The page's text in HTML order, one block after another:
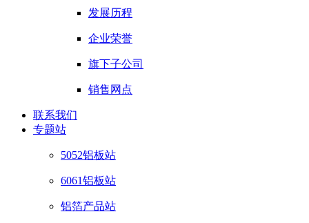
发展历程
企业荣誉
旗下子公司
销售网点
联系我们
专题站
5052铝板站
6061铝板站
铝箔产品站